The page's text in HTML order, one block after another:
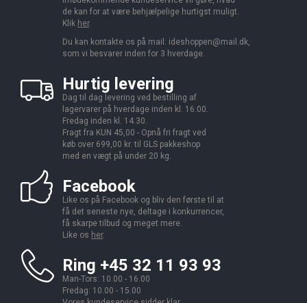
de kan for at være behjælpelige hurtigst muligt.
Klik her.
Du kan kontakte os på mail: ideshoppen@mail.dk,
som vi besvarer inden for 3 hverdage.
Hurtig levering
Dag til dag levering ved bestilling af
lagervarer på hverdage inden kl. 16.00.
Fredag inden kl. 14.30.
Fragt fra KUN 45,00 - Opnå fri fragt ved
køb over 699,00 kr. til GLS pakkeshop
med en vægt på under 20 kg.
Facebook
Like os på Facebook og bliv den første til at
få det seneste nye, deltage i konkurrencer,
få skarpe tilbud og meget mere.
Like os her.
Ring +45 32 11 93 93
Man-Tors: 10.00 - 16.00
Fredag: 10.00 - 15.00